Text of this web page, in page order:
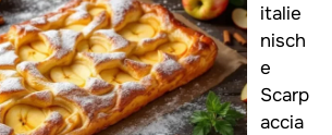
italie
nisch
e
Scarp
accia